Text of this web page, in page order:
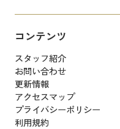
コンテンツ
スタッフ紹介
お問い合わせ
更新情報
アクセスマップ
プライバシーポリシー
利用規約